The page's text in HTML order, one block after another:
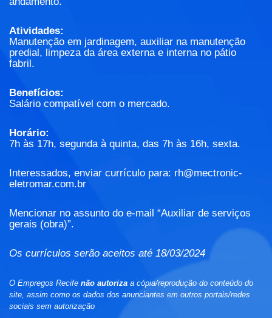
Atividades:
Manutenção em jardinagem, auxiliar na manutenção
predial, limpeza da área externa e interna no pátio
fabril.
Benefícios:
Salário compatível com o mercado.
Horário:
7h às 17h, segunda à quinta, das 7h às 16h, sexta.
Interessados, enviar currículo para: rh@mectronic-
eletromar.com.br
Mencionar no assunto do e-mail “Auxiliar de serviços
gerais (obra)”.
Os currículos serão aceitos até 18/03/2024
O Empregos Recife não autoriza a cópia/reprodução do conteúdo do
site, assim como os dados dos anunciantes em outros portais/redes
sociais sem autorização